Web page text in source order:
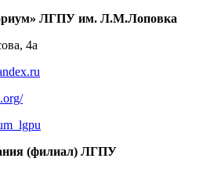
ЛГПУ им. Л.М.Лоповка
4а
(филиал) ЛГПУ